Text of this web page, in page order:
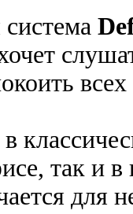
всех
так и